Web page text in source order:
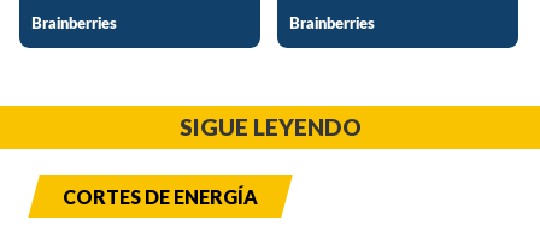
SIGUE LEYENDO
CORTES DE ENERGÍA